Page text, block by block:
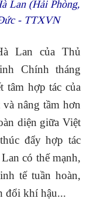
Lan (Hải Phòng,
- TTXVN
Lan của Thủ
Chính tháng
tâm hợp tác của
nâng tầm hơn
diện giữa Việt
đẩy hợp tác
có thế mạnh,
tế tuần hoàn,
đổi khí hậu...